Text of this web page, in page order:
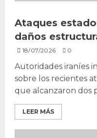
Ataques
daños
18/07/2026 0
Autoridades iraníes
sobre los recientes
que alcanzaron dos
LEER MÁS